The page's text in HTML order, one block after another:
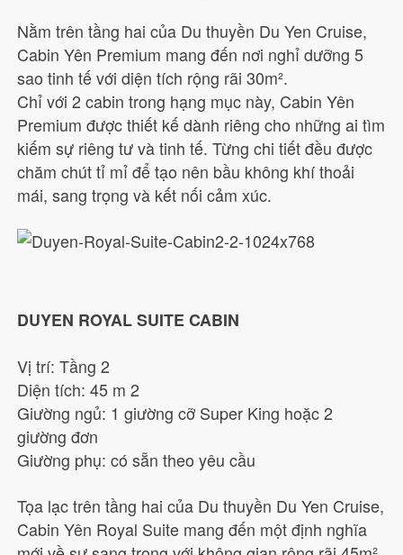
Nằm trên tầng hai của Du thuyền Du Yen Cruise,
Cabin Yên Premium mang đến nơi nghỉ dưỡng 5
sao tinh tế với diện tích rộng rãi 30m².
Chỉ với 2 cabin trong hạng mục này, Cabin Yên
Premium được thiết kế dành riêng cho những ai tìm
kiếm sự riêng tư và tinh tế. Từng chi tiết đều được
chăm chút tỉ mỉ để tạo nên bầu không khí thoải
mái, sang trọng và kết nối cảm xúc.
DUYEN ROYAL SUITE CABIN
Vị trí: Tầng 2
Diện tích: 45 m 2
Giường ngủ: 1 giường cỡ Super King hoặc 2
giường đơn
Giường phụ: có sẵn theo yêu cầu
Tọa lạc trên tầng hai của Du thuyền Du Yen Cruise,
Cabin Yên Royal Suite mang đến một định nghĩa